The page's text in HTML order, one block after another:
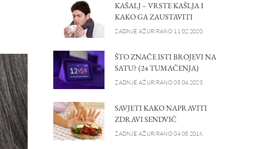
KAŠALJ – VRSTE KAŠLJA I
KAKO GA ZAUSTAVITI
ZADNJE AŽURIRANO 11.02.2020.
ŠTO ZNAČE ISTI BROJEVI NA
SATU? (24 TUMAČENJA)
ZADNJE AŽURIRANO 05.04.2023.
SAVJETI KAKO NAPRAVITI
ZDRAVI SENDVIČ
ZADNJE AŽURIRANO 04.05.2016.